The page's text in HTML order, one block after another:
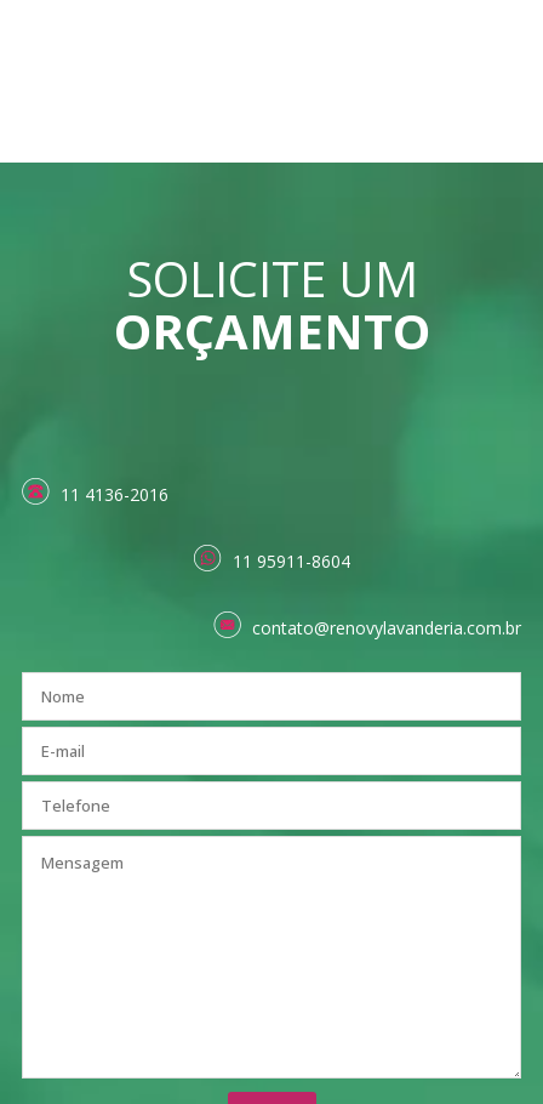
SOLICITE UM
ORÇAMENTO
11 4136-2016
11 95911-8604
contato@renovylavanderia.com.br